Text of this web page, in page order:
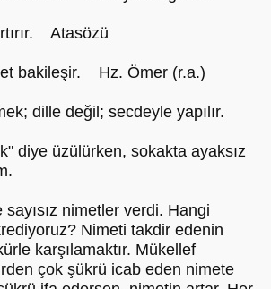
Atasözü
bakileşir. Hz. Ömer (r.a.)
dille değil; secdeyle yapılır.
diye üzülürken, sokakta ayaksız
sayısız nimetler verdi. Hangi
Nimeti takdir edenin
karşılamaktır. Mükellef
çok şükrü icab eden nimete